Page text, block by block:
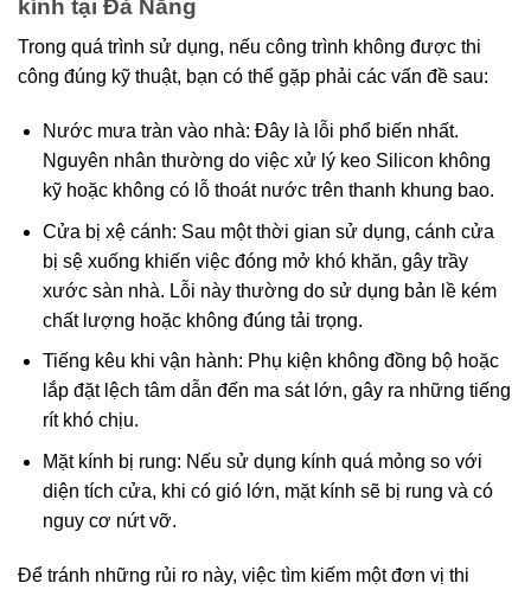
kính tại Đà Nẵng
Trong quá trình sử dụng, nếu công trình không được thi
công đúng kỹ thuật, bạn có thể gặp phải các vấn đề sau:
Nước mưa tràn vào nhà: Đây là lỗi phổ biến nhất.
Nguyên nhân thường do việc xử lý keo Silicon không
kỹ hoặc không có lỗ thoát nước trên thanh khung bao.
Cửa bị xệ cánh: Sau một thời gian sử dụng, cánh cửa
bị sệ xuống khiến việc đóng mở khó khăn, gây trầy
xước sàn nhà. Lỗi này thường do sử dụng bản lề kém
chất lượng hoặc không đúng tải trọng.
Tiếng kêu khi vận hành: Phụ kiện không đồng bộ hoặc
lắp đặt lệch tâm dẫn đến ma sát lớn, gây ra những tiếng
rít khó chịu.
Mặt kính bị rung: Nếu sử dụng kính quá mỏng so với
diện tích cửa, khi có gió lớn, mặt kính sẽ bị rung và có
nguy cơ nứt vỡ.
Để tránh những rủi ro này, việc tìm kiếm một đơn vị thi